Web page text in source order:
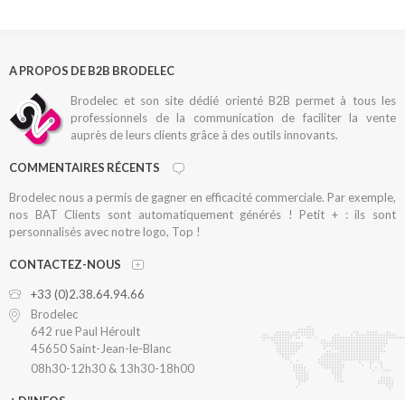
A PROPOS DE B2B BRODELEC
Brodelec et son site dédié orienté B2B permet à tous les
professionnels de la communication de faciliter la vente
auprès de leurs clients grâce à des outils innovants.
COMMENTAIRES RÉCENTS
Brodelec nous a permis de gagner en efficacité commerciale. Par exemple,
nos BAT Clients sont automatiquement générés ! Petit + : ils sont
personnalisés avec notre logo, Top !
CONTACTEZ-NOUS
+33 (0)2.38.64.94.66
Brodelec
642 rue Paul Héroult
45650 Saint-Jean-le-Blanc
08h30-12h30 & 13h30-18h00